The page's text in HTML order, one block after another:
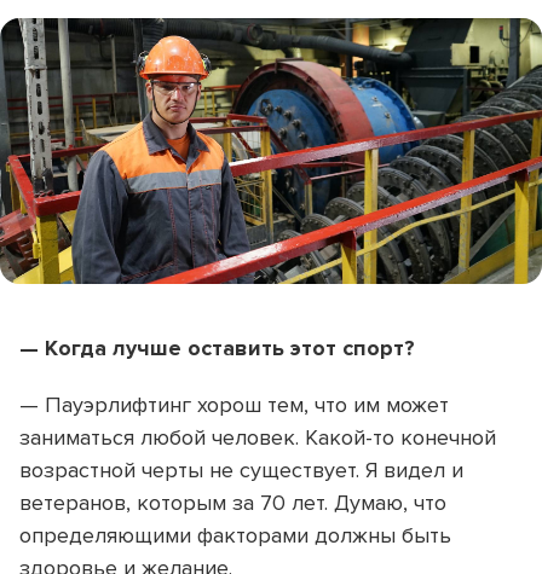
— Когда лучше оставить этот спорт?
— Пауэрлифтинг хорош тем, что им может
заниматься любой человек. Какой-то конечной
возрастной черты не существует. Я видел и
ветеранов, которым за 70 лет. Думаю, что
определяющими факторами должны быть
здоровье и желание.